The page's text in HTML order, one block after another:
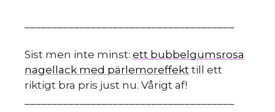
Sist men inte minst: ett bubbelgumsrosa
nagellack med pärlemoreffekt till ett
riktigt bra pris just nu. Vårigt af!